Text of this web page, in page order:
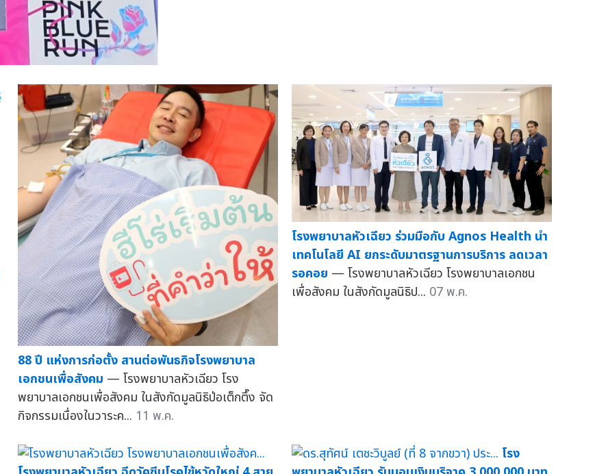
88 ปี แห่งการก่อตั้ง สานต่อพันธกิจโรงพยาบาล
เอกชนเพื่อสังคม — โรงพยาบาลหัวเฉียว โรง
พยาบาลเอกชนเพื่อสังคม ในสังกัดมูลนิธิป่อเต็กตึ๊ง จัด
กิจกรรมเนื่องในวาระค... 11 พ.ค.
โรงพยาบาลหัวเฉียว ร่วมมือกับ Agnos Health นำ
เทคโนโลยี AI ยกระดับมาตรฐานการบริการ ลดเวลา
รอคอย — โรงพยาบาลหัวเฉียว โรงพยาบาลเอกชน
เพื่อสังคม ในสังกัดมูลนิธิป... 07 พ.ค.
โรง